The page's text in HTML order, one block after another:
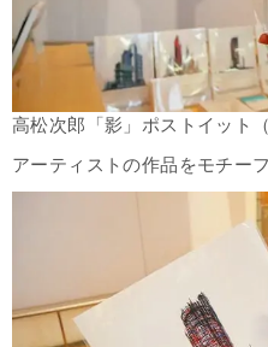
高松次郎「影」ポストイット
アーティストの作品をモチー